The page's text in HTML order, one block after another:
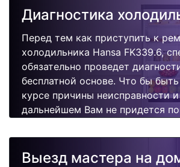
Диагностика
Перед тем как приступить к
холодильника Hansa FK339.6,
обязательно проведет
бесплатной основе. Что бы
курсе причины неисправности
дальнейшем Вам не придется
поломок.
Выезд мастера на